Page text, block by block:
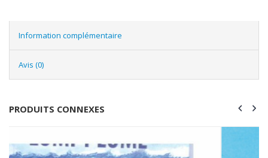
Information complémentaire
Avis (0)
PRODUITS CONNEXES